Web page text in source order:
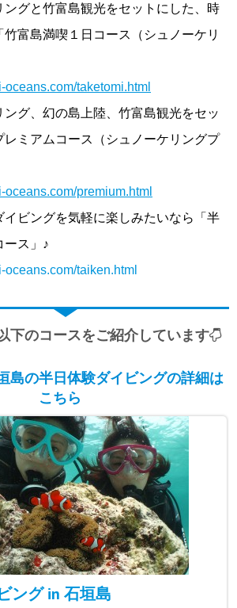
グと竹富島観光をセットにした、時
富島満喫１日コース（シュノーケリ
oceans.com/taketomi.html
グ、幻の島上陸、竹富島観光をセッ
レミアムコース（シュノーケリングプ
oceans.com/premium.html
ビングを気軽に楽しみたいなら「半
ース」♪
oceans.com/taiken.html
下のコースをご紹介しています
島の半日体験ダイビングの詳細は
こちら
ング in 石垣島